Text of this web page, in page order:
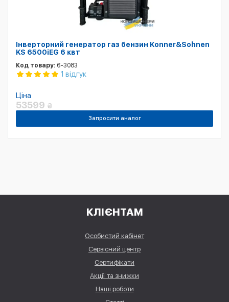
Інверторний генератор газ бензин Konner&Sohnen
KS 6500iEG 6 квт
Код товару: 6-3083
1 відгук
Ціна
53599 ₴
Запросити аналог
КЛІЄНТАМ
Особистий кабінет
Сервісний центр
Сертифікати
Акції та знижки
Наші роботи